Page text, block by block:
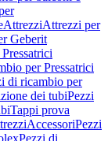
AttrezziAttrezzi per
Geberit
per Pressatrici
di ricambio per
dei tubiPezzi
Tappi prova
AccessoriPezzi
Pezzi di